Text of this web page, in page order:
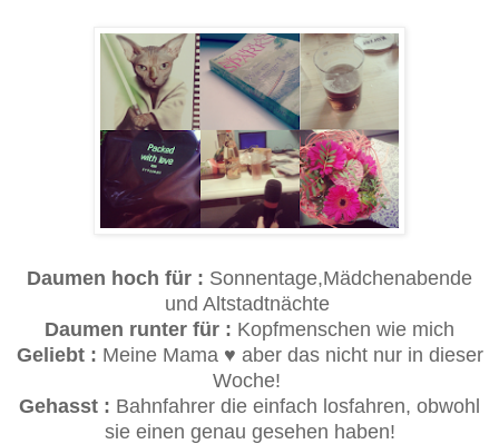
Daumen hoch für : Sonnentage,Mädchenabende
und Altstadtnächte
Daumen runter für : Kopfmenschen wie mich
Geliebt : Meine Mama ♥ aber das nicht nur in dieser
Woche!
Gehasst : Bahnfahrer die einfach losfahren, obwohl
sie einen genau gesehen haben!